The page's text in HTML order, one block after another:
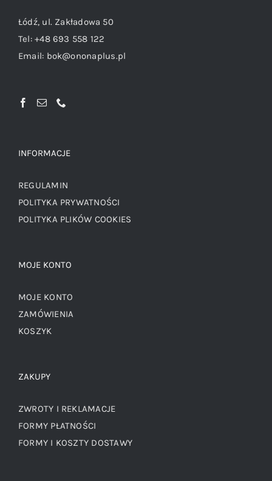
Łódź, ul. Zakładowa 50
Tel:+48 693 558 122
Email: bok@ononaplus.pl
INFORMACJE
REGULAMIN
POLITYKA PRYWATNOŚCI
POLITYKA PLIKÓW COOKIES
MOJE KONTO
MOJE KONTO
ZAMÓWIENIA
KOSZYK
ZAKUPY
ZWROTY I REKLAMACJE
FORMY PŁATNOŚCI
FORMY I KOSZTY DOSTAWY